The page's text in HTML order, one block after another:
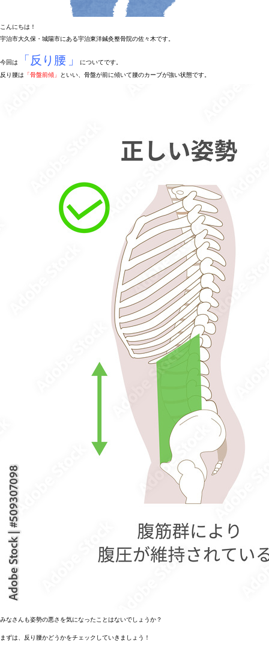
こんにちは！
宇治市大久保・城陽市にある宇治東洋鍼灸整骨院の佐々木です。
今回は 「反り腰 」
についてです。
反り腰は 「骨盤前傾」 といい、骨盤が前に傾いて腰のカーブが強い状態です。
みなさんも姿勢の悪さを気になったことはないでしょうか？
まずは、反り腰かどうかをチェックしていきましょう！